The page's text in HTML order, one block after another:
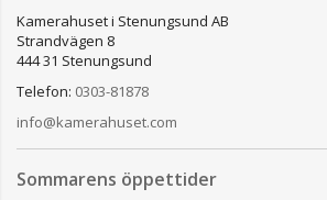
Kamerahuset i Stenungsund AB
Strandvägen 8
444 31 Stenungsund
Telefon: 0303-81878
info@kamerahuset.com
Sommarens öppettider